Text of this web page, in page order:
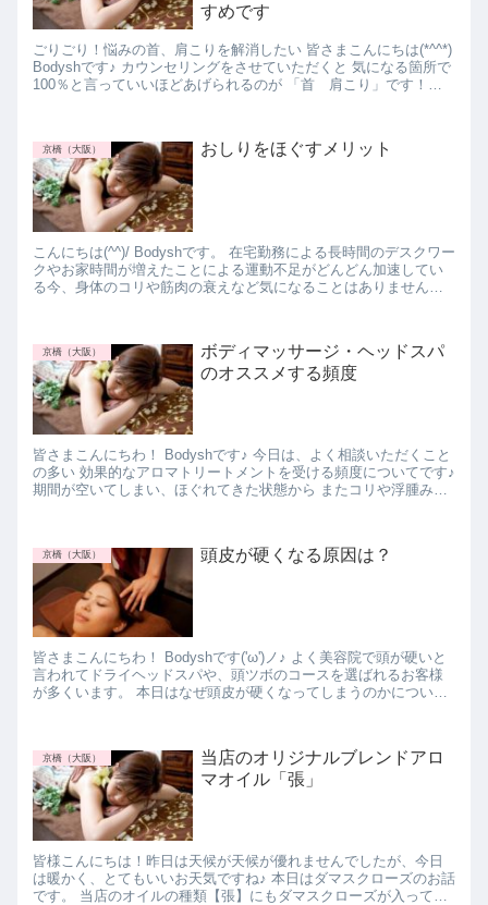
すめです
ごりごり！悩みの首、肩こりを解消したい 皆さまこんにちは(*^^*)
Bodyshです♪ カウンセリングをさせていただくと 気になる箇所で
100％と言っていいほどあげられるのが 「首 肩こり」です！
京橋（大阪） おしりをほぐすメリット
こんにちは(^^)/ Bodyshです。 在宅勤務による長時間のデスクワー
クやお家時間が増えたことによる運動不足がどんどん加速してい
る今、身体のコリや筋肉の衰えなど気になることはありません
京橋（大阪）
ボディマッサージ・ヘッドスパ
のオススメする頻度
皆さまこんにちわ！ Bodyshです♪ 今日は、よく相談いただくこと
の多い 効果的なアロマトリートメントを受ける頻度についてです♪
期間が空いてしまい、ほぐれてきた状態から またコリや浮腫みが
京橋（大阪） 頭皮が硬くなる原因は？
皆さまこんにちわ！ Bodyshです('ω')ノ♪ よく美容院で頭が硬いと
言われてドライヘッドスパや、頭ツボのコースを選ばれるお客様
が多くいます。 本日はなぜ頭皮が硬くなってしまうのかについて
京橋（大阪）
当店のオリジナルブレンドアロ
マオイル「張」
皆様こんにちは！昨日は天候が天候が優れませんでしたが、今日
は暖かく、とてもいいお天気ですね♪ 本日はダマスクローズのお話
です。 当店のオイルの種類【張】にもダマスクローズが入ってい